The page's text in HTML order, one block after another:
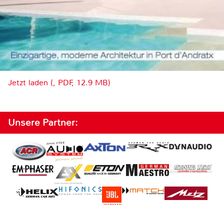
Jetzt laden (, PDF, 12.9 MB)
Unsere Partner: